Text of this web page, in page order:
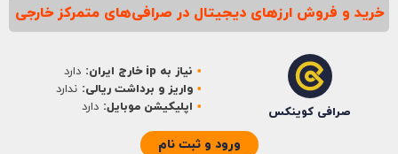
نام*
خرید و فروش ارزهای دیجیتال در صرافی‌های متمرکز خارجی
صرافی کوینکس
نیاز به ip خارج ایران:
دارد
واریز و برداشت ریالی: ندارد
اپلیکیشن موبایل: دارد
ورود و ثبت نام